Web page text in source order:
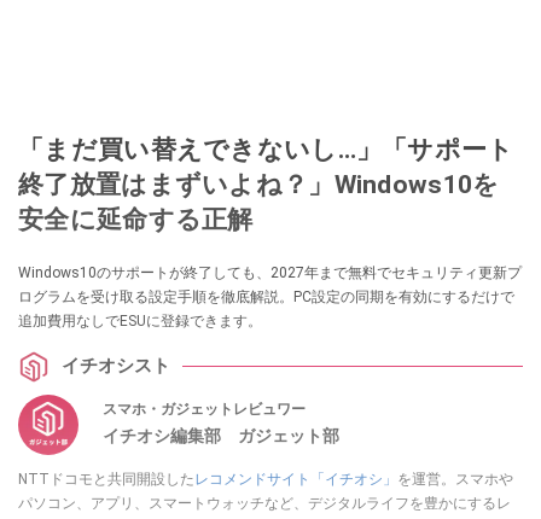
「まだ買い替えできないし…」「サポート
終了放置はまずいよね？」Windows10を
安全に延命する正解
Windows10のサポートが終了しても、2027年まで無料でセキュリティ更新プ
ログラムを受け取る設定手順を徹底解説。PC設定の同期を有効にするだけで
追加費用なしでESUに登録できます。
イチオシスト
スマホ・ガジェットレビュワー
イチオシ編集部 ガジェット部
NTTドコモと共同開設した レコメンドサイト「イチオシ」 を運営。スマホや
パソコン、アプリ、スマートウォッチなど、デジタルライフを豊かにするレ